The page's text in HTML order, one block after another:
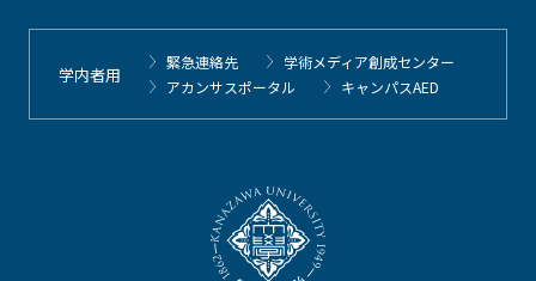
学内者用
緊急連絡先
学術メディア創成センター
アカンサスポータル
キャンパスAED